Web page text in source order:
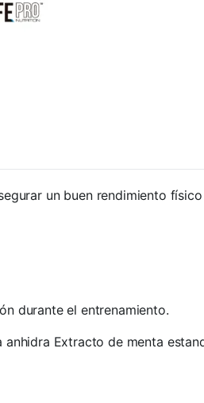
un buen rendimiento
durante el entrenamiento.
Extracto de menta